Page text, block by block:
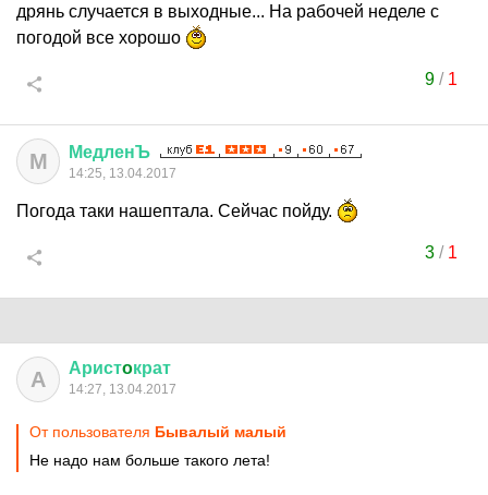
дрянь случается в выходные... На рабочей неделе с
погодой все хорошо
9/ 1
М МедленЪ
14:25, 13.04.2017
Погода таки нашептала. Сейчас пойду.
3/ 1
А Аристoкрат
14:27, 13.04.2017
От пользователя Бывалый малый
Не надо нам больше такого лета!